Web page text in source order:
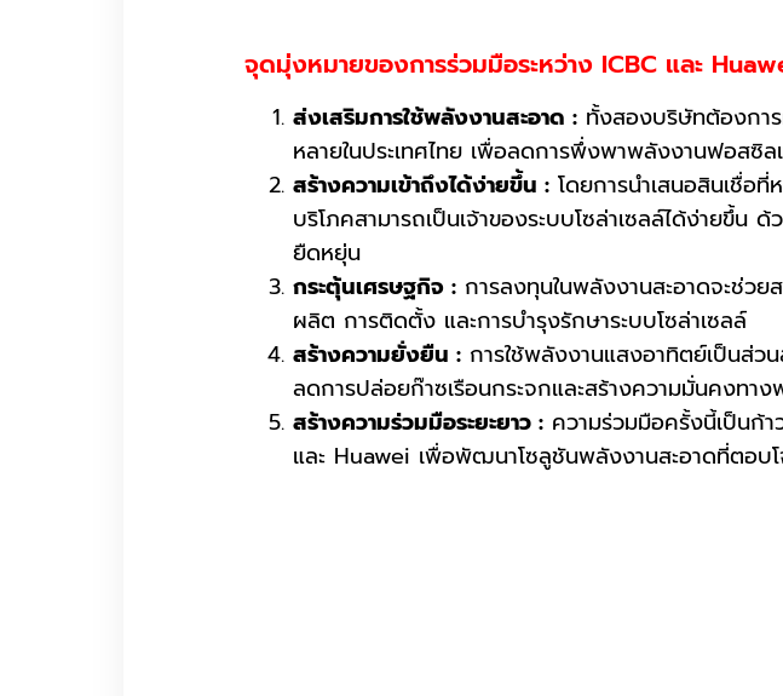
จุดมุ่งหมายของการร่วมมือระหว่าง ICBC และ
ส่งเสริมการใช้พลังงานสะอาด : ทั้งสองบริษัทต้องกา
หลายในประเทศไทย เพื่อลดการพึ่งพาพลังงานฟอสซิ
สร้างความเข้าถึงได้ง่ายขึ้น : โดยการนำเสนอสินเชื่อ
บริโภคสามารถเป็นเจ้าของระบบโซล่าเซลล์ได้ง่ายขึ้น
ยืดหยุ่น
กระตุ้นเศรษฐกิจ : การลงทุนในพลังงานสะอาดจะช่วย
ผลิต การติดตั้ง และการบำรุงรักษาระบบโซล่าเซลล์
สร้างความยั่งยืน : การใช้พลังงานแสงอาทิตย์เป็นส่ว
ลดการปล่อยก๊าซเรือนกระจกและสร้างความมั่นคงทา
สร้างความร่วมมือระยะยาว : ความร่วมมือครั้งนี้เป็นก้า
และ Huawei เพื่อพัฒนาโซลูชันพลังงานสะอาดที่ตอบ